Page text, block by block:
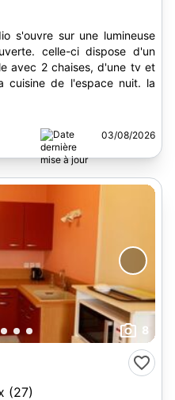
s'ouvre sur une lumineuse
celle-ci dispose d'un
avec 2 chaises, d'une tv et
cuisine de l'espace nuit. la
03/08/2026
8
(27)